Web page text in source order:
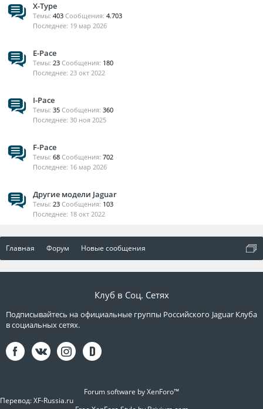
X-Type
Темы: 403 Сообщения: 4.703
19 мар 2026
E-Pace
Темы: 23 Сообщения: 180
23 окт 2022
I-Pace
Темы: 35 Сообщения: 360
30 ноя 2025
F-Pace
Темы: 68 Сообщения: 702
16 мар 2026
Другие модели Jaguar
Темы: 23 Сообщения: 103
18 окт 2022
Главная Форум Новые сообщения
Клуб в Соц. Сетях
Подписывайтесь на официальные группы Российского Jaguar Клуба
в социальных сетях.
Forum software by XenForo™
Перевод:XF-Russia.ru